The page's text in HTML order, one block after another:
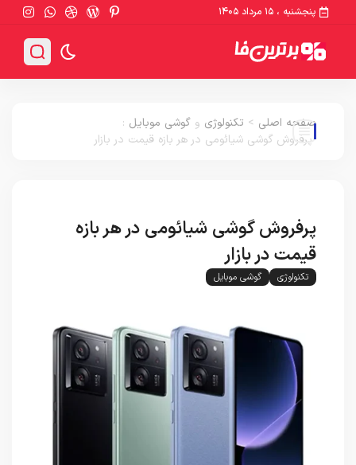
پنجشنبه ، ۱۵ مرداد ۱۴۰۵
صفحه اصلی > تکنولوژی و گوشی موبایل :
پرفروش گوشی شیائومی در هر بازه قیمت در بازار
پرفروش گوشی شیائومی در هر بازه
قیمت در بازار
تکنولوژی گوشی موبایل